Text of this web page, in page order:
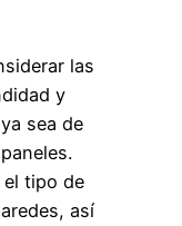
las
y
sea de
el tipo de
así